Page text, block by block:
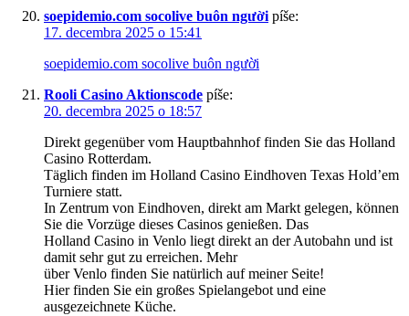
soepidemio.com socolive buôn người píše:
17. decembra 2025 o 15:41
soepidemio.com socolive buôn người
Rooli Casino Aktionscode píše:
20. decembra 2025 o 18:57
Direkt gegenüber vom Hauptbahnhof finden Sie das Holland
Casino Rotterdam.
Täglich finden im Holland Casino Eindhoven Texas Hold’em
Turniere statt.
In Zentrum von Eindhoven, direkt am Markt gelegen, können
Sie die Vorzüge dieses Casinos genießen. Das
Holland Casino in Venlo liegt direkt an der Autobahn und ist
damit sehr gut zu erreichen. Mehr
über Venlo finden Sie natürlich auf meiner Seite!
Hier finden Sie ein großes Spielangebot und eine
ausgezeichnete Küche.